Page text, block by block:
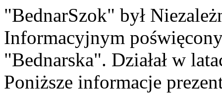
"BednarSzok" był
Informacyjnym
"Bednarska". Działał w
Poniższe informacje